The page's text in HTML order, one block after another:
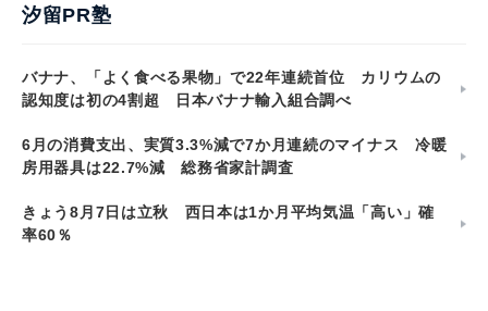
汐留PR塾
バナナ、「よく食べる果物」で22年連続首位 カリウムの
認知度は初の4割超 日本バナナ輸入組合調べ
6月の消費支出、実質3.3%減で7か月連続のマイナス 冷暖
房用器具は22.7%減 総務省家計調査
きょう8月7日は立秋 西日本は1か月平均気温「高い」確
率60％